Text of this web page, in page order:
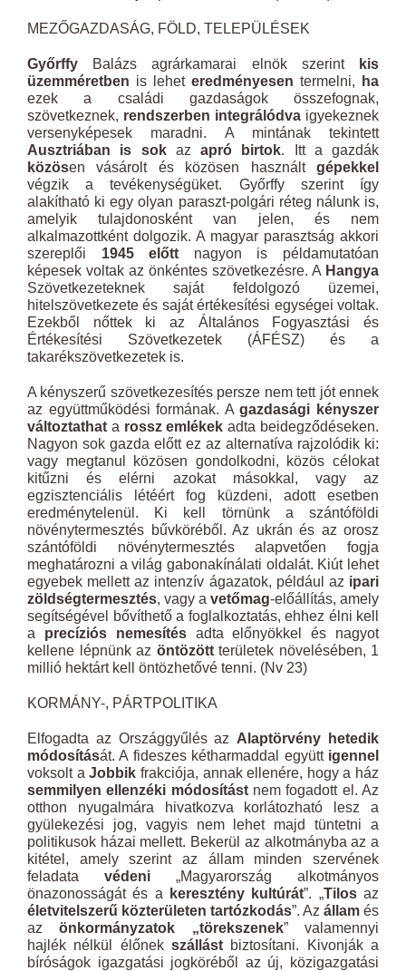
MEZŐGAZDASÁG, FÖLD, TELEPÜLÉSEK
Győrffy Balázs agrárkamarai elnök szerint
kis
üzemméretben is lehet eredményesen termelni,
ha
ezek a családi gazdaságok összefognak,
szövetkeznek, rendszerben integrálódva igyekeznek
versenyképesek maradni. A mintának tekintett
Ausztriában is sokaz apró birtok. Itt a gazdák
közösen vásárolt és közösen használt gépekkel
végzik a tevékenységüket. Győrffy szerint így
alakítható ki egy olyan paraszt-polgári réteg nálunk is,
amelyik tulajdonosként van jelen, és nem
alkalmazottként dolgozik. A magyar parasztság akkori
szereplői 1945 előtt nagyon is példamutatóan
képesek voltak az önkéntes szövetkezésre. A Hangya
Szövetkezeteknek saját feldolgozó üzemei,
hitelszövetkezete és saját értékesítési egységei voltak.
Ezekből nőttek ki az Általános Fogyasztási és
Értékesítési Szövetkezetek (ÁFÉSZ) és a
takarékszövetkezetek is.
A kényszerű szövetkezesítés persze nem tett jót ennek
az együttműködési formának. Agazdasági kényszer
változtathat a rossz emlékek adta beidegződéseken.
Nagyon sok gazda előtt ez az alternatíva rajzolódik ki:
vagy megtanul közösen gondolkodni, közös célokat
kitűzni és elérni azokat másokkal, vagy az
egzisztenciális létéért fog küzdeni, adott esetben
eredménytelenül. Ki kell törnünk a szántóföldi
növénytermesztés bűvköréből. Az ukrán és az orosz
szántóföldi növénytermesztés alapvetően fogja
meghatározni a világ gabonakínálati oldalát. Kiút lehet
egyebek mellett az intenzív ágazatok, például az ipari
zöldségtermesztés, vagy a vetőmag-előállítás, amely
segítségével bővíthető a foglalkoztatás, ehhez élni kell
a precíziós nemesítésadta előnyökkel és nagyot
kellene lépnünk az öntözöttterületek növelésében, 1
millió hektárt kell öntözhetővé tenni. (Nv 23)
KORMÁNY-, PÁRTPOLITIKA
Elfogadta az Országgyűlés az Alaptörvény hetedik
módosítását. A fideszes kétharmaddal együtt igennel
voksolt aJobbik frakciója, annak ellenére, hogy a ház
semmilyen ellenzéki módosítástnem fogadott el. Az
otthon nyugalmára hivatkozva korlátozható lesz a
gyülekezési jog, vagyis nem lehet majd tüntetni a
politikusok házai mellett. Bekerül az alkotmányba az a
kitétel, amely szerint az állam minden szervének
feladata védeni „Magyarország alkotmányos
önazonosságát és a
keresztény kultúrát”. „Tilosaz
életvitelszerű közterületen tartózkodás”. Az állam és
azönkormányzatok „törekszenek” valamennyi
hajlék nélkül élőnek szállást biztosítani. Kivonják a
bíróságok igazgatási jogköréből az új, közigazgatási